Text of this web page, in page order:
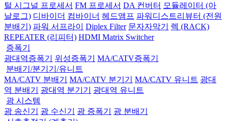
털 시그널 프로세서 FM 프로세서 DA 컨버터 모듈레이터 (아
날로그) 디바이더 컴바이너 헤드앰프 파워디스트리뷰터 (전원
분배기) 파워 서프라이 Diplex Filter 문자자막기
렉 (RACK)
REPEATER (리피터) HDMI Matrix Switcher
증폭기
광대역증폭기
위성증폭기
MA/CATV증폭기
분배기/분기기/유니트
MA/CATV 분배기
MA/CATV 분기기 MA/CATV 유니트 광대
역 분배기
광대역 분기기
광대역 유니트
광 시스템
광 송신기
광 수신기 광 증폭기
광 분배기